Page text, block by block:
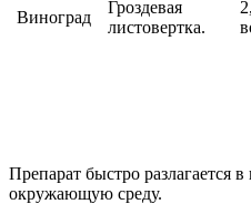
Виноград
Гроздевая
листовертка.
Препарат быстро разлагается в
окружающую среду.